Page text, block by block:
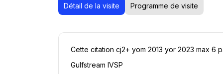
Détail de la visite Programme de visite
Cette citation cj2+ yom 2013 yor 2023 max 6
Gulfstream IVSP